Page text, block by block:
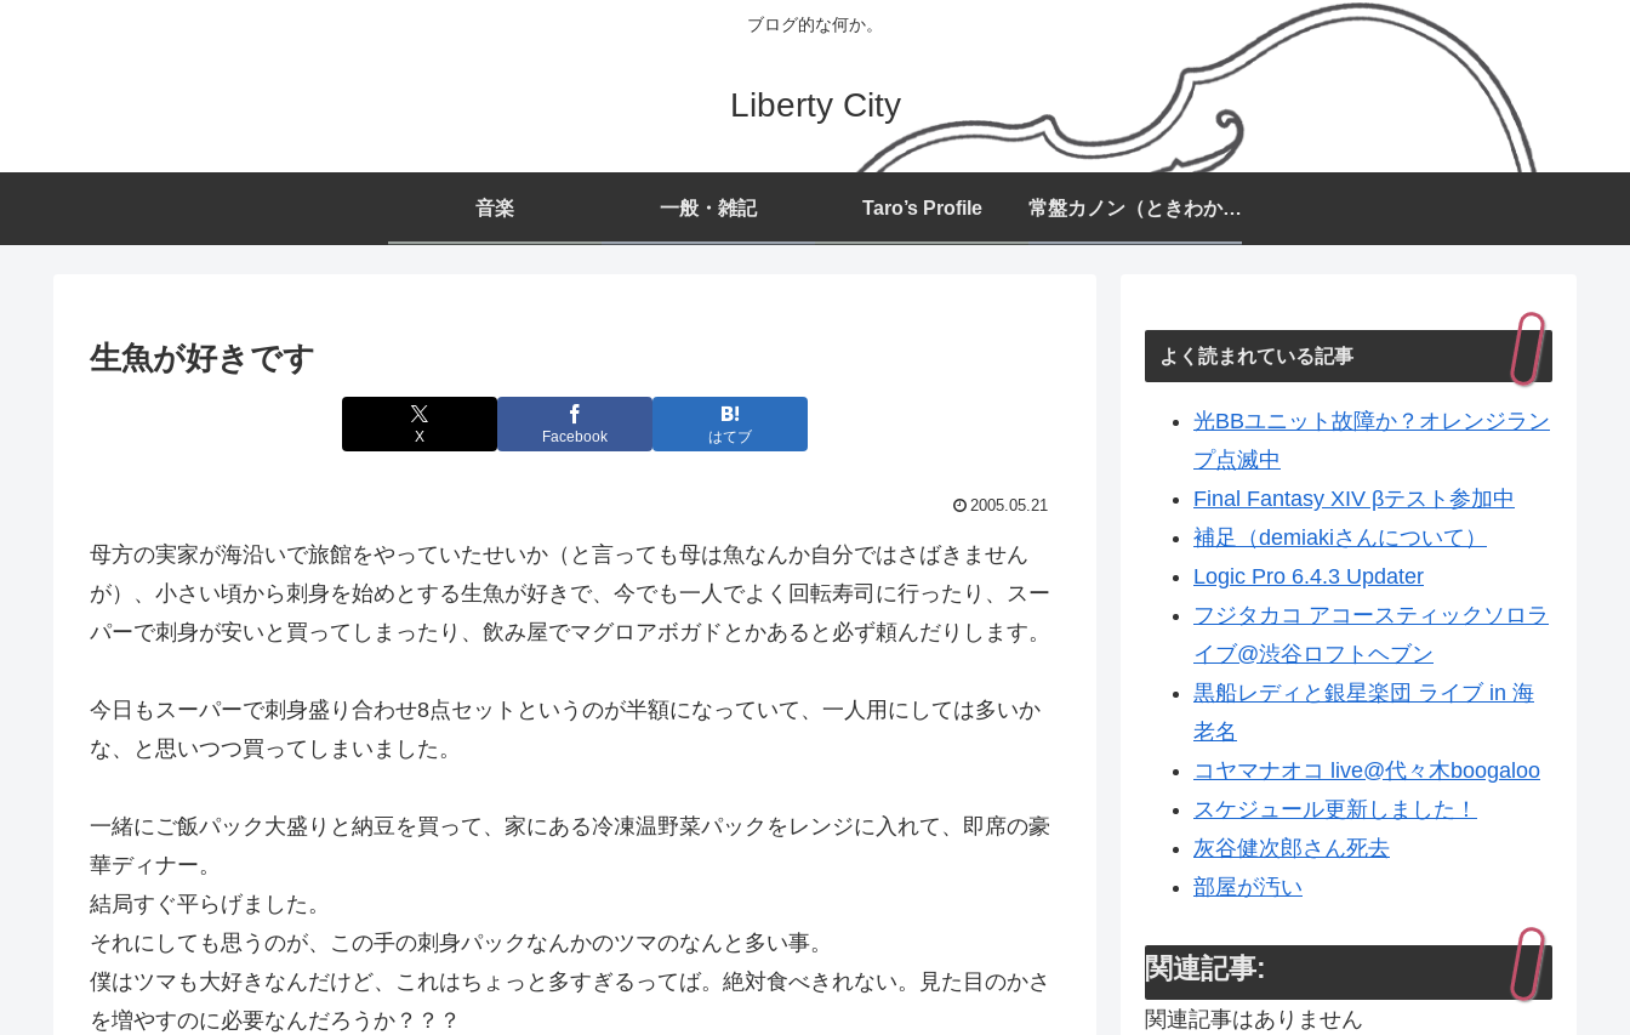
ブログ的な何か。
Liberty City
音楽 一般・雑記 Taro’s Profile 常盤カノン（ときわかのん）
生魚が好きです
X Facebook はてブ
2005.05.21
母方の実家が海沿いで旅館をやっていたせいか（と言っても母は魚なんか自分ではさばきません
が）、小さい頃から刺身を始めとする生魚が好きで、今でも一人でよく回転寿司に行ったり、スー
パーで刺身が安いと買ってしまったり、飲み屋でマグロアボガドとかあると必ず頼んだりします。
今日もスーパーで刺身盛り合わせ8点セットというのが半額になっていて、一人用にしては多いか
な、と思いつつ買ってしまいました。
一緒にご飯パック大盛りと納豆を買って、家にある冷凍温野菜パックをレンジに入れて、即席の豪
華ディナー。
結局すぐ平らげました。
それにしても思うのが、この手の刺身パックなんかのツマのなんと多い事。
僕はツマも大好きなんだけど、これはちょっと多すぎるってば。絶対食べきれない。見た目のかさ
を増やすのに必要なんだろうか？？？
よく読まれている記事
光BBユニット故障か？オレンジラン
プ点滅中
Final Fantasy XIV βテスト参加中
補足（demiakiさんについて）
Logic Pro 6.4.3 Updater
フジタカコ アコースティックソロラ
イブ@渋谷ロフトヘブン
黒船レディと銀星楽団 ライブ in 海
老名
コヤマナオコ live@代々木boogaloo
スケジュール更新しました！
灰谷健次郎さん死去
部屋が汚い
関連記事:
関連記事はありません